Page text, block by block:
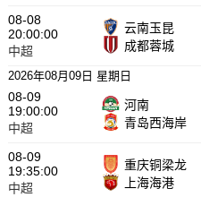
08-08
20:00:00
中超
云南玉昆
成都蓉城
2026年08月09日 星期日
08-09
19:00:00
中超
河南
青岛西海岸
08-09
19:35:00
中超
重庆铜梁龙
上海海港